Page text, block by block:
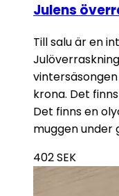
Julens
Till salu är en
krona. Det
Det finns en
muggen under
402SEK